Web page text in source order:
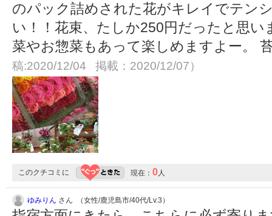
のパック詰めされた花がキレイでテン
い！！花束、たしか250円だったと思
菜やお惣菜もあって楽しめますよー。
稿:2020/12/04 掲載：2020/12/07）
このクチコミに 現在： 0人
ゆみりん さん （女性/鹿児島市/40代/Lv.3）